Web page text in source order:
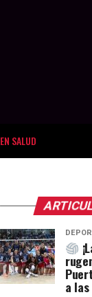
EN SALUD
a